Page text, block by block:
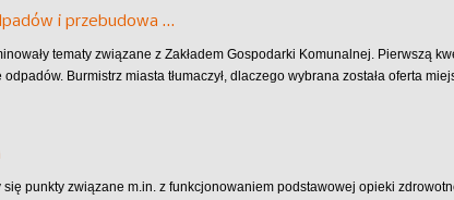
i przebudowa …
tematy związane z Zakładem Gospodarki Komunalnej. Pierwszą
Burmistrz miasta tłumaczył, dlaczego wybrana została oferta
się punkty związane m.in. z funkcjonowaniem podstawowej opieki